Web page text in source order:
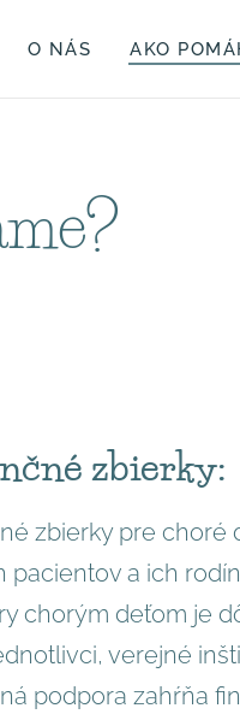
O NÁS AKO
zbierky:
zbierky pre choré
pacientov a ich
chorým deťom je
verejné
podpora zahŕňa